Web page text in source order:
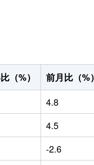
（%） 前月比（%）
4.8
4.5
-2.6